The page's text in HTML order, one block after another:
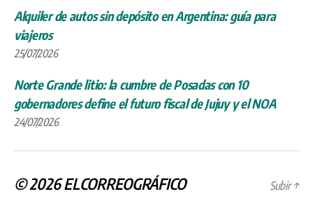
Alquiler de autos sin depósito en Argentina: guía para
viajeros
25/07/2026
Norte Grande litio: la cumbre de Posadas con 10
gobernadores define el futuro fiscal de Jujuy y el NOA
24/07/2026
© 2026ELCORREOGRÁFICO
Subir↑